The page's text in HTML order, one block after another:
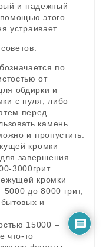
и надежный
этого
устраивает.
по
от
обдирки и
с нуля, либо
перед
камень
и пропустить.
кромки
завершения
3000грит.
кромки
до 8000 грит,
и
15000 –
что-то